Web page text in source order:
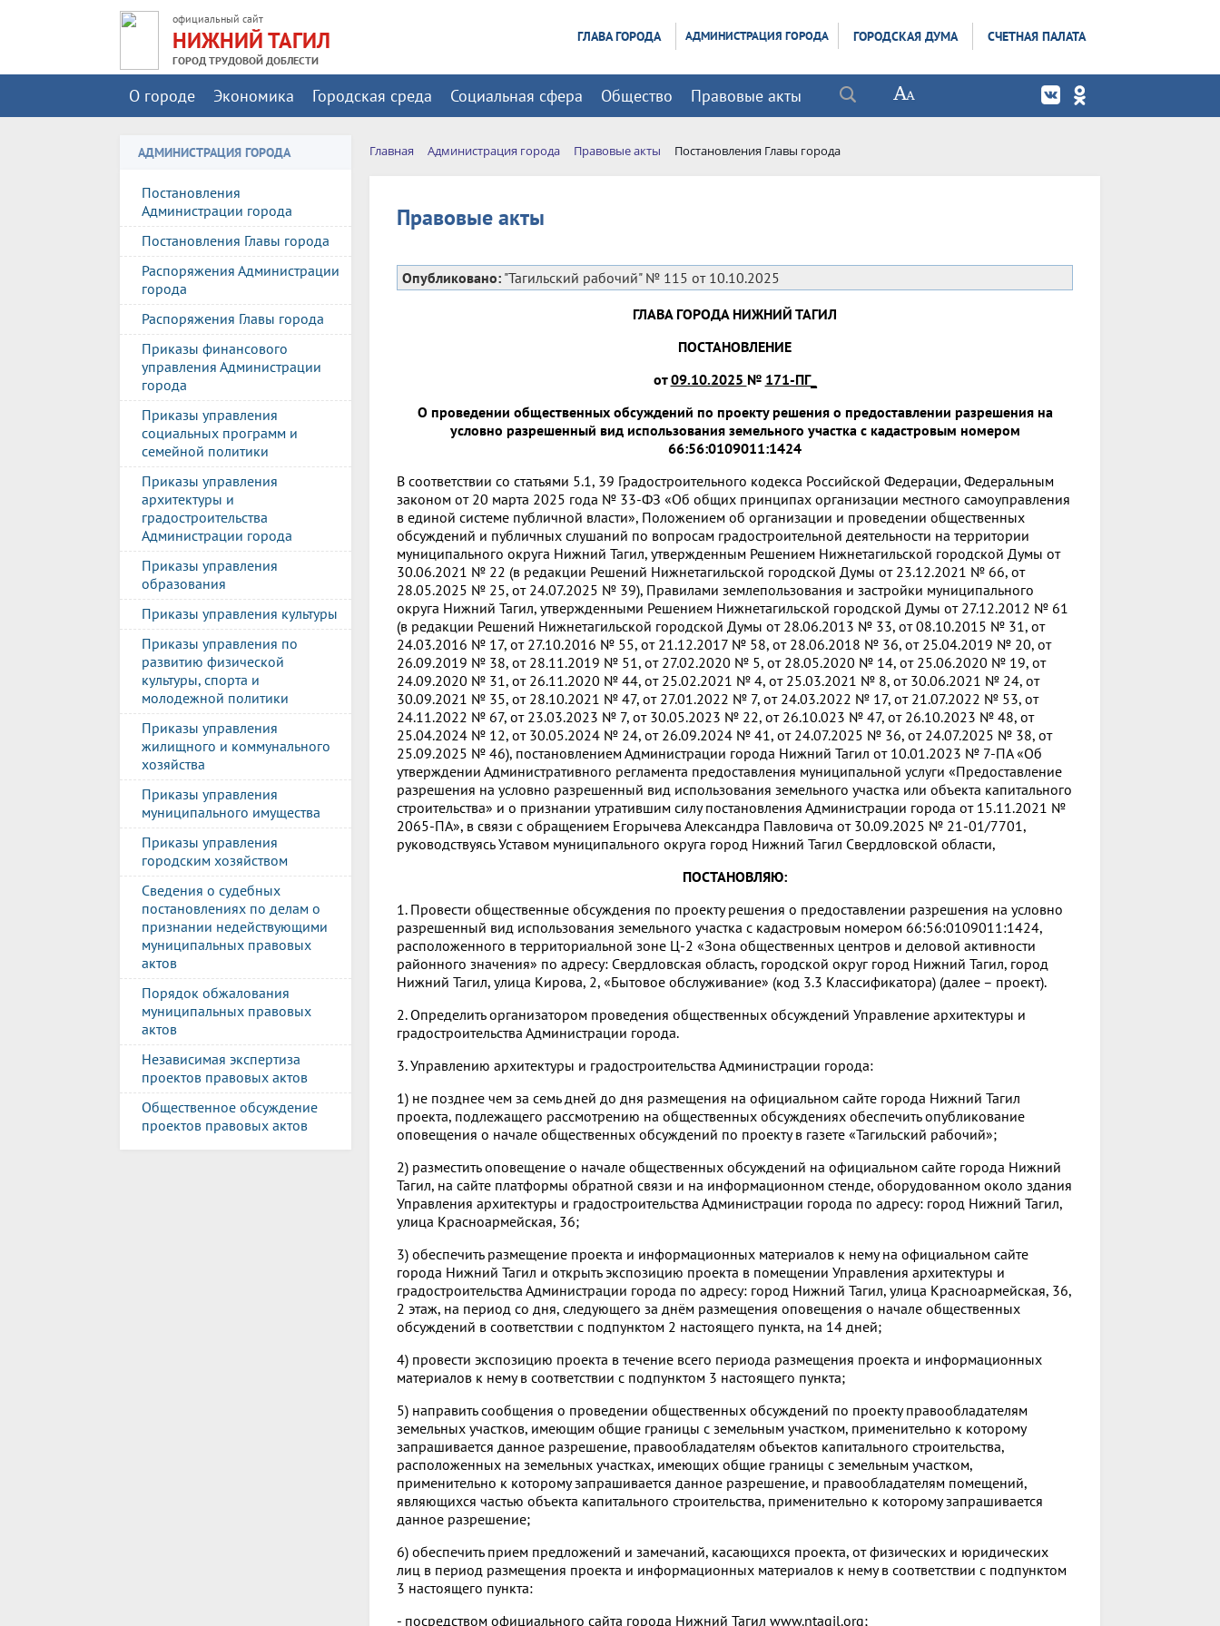
официальный сайт
НИЖНИЙ ТАГИЛ
ГОРОД ТРУДОВОЙ ДОБЛЕСТИ
ГЛАВА ГОРОДА АДМИНИСТРАЦИЯ ГОРОДА ГОРОДСКАЯ ДУМА СЧЕТНАЯ ПАЛАТА
О городе Экономика Городская среда Социальная сфера Общество Правовые акты
АДМИНИСТРАЦИЯ ГОРОДА
Постановления
Администрации города
Постановления Главы города
Распоряжения Администрации
города
Распоряжения Главы города
Приказы финансового
управления Администрации
города
Приказы управления
социальных программ и
семейной политики
Приказы управления
архитектуры и
градостроительства
Администрации города
Приказы управления
образования
Приказы управления культуры
Приказы управления по
развитию физической
культуры, спорта и
молодежной политики
Приказы управления
жилищного и коммунального
хозяйства
Приказы управления
муниципального имущества
Приказы управления
городским хозяйством
Сведения о судебных
постановлениях по делам о
признании недействующими
муниципальных правовых
актов
Порядок обжалования
муниципальных правовых
актов
Независимая экспертиза
проектов правовых актов
Общественное обсуждение
проектов правовых актов
Главная Администрация города Правовые акты Постановления Главы города
Правовые акты
Опубликовано: "Тагильский рабочий" № 115 от 10.10.2025
ГЛАВА ГОРОДА НИЖНИЙ ТАГИЛ
ПОСТАНОВЛЕНИЕ
от09.10.2025 № 171-ПГ_
О проведении общественных обсуждений по проекту решения о предоставлении разрешения на
условно разрешенный вид использования земельного участка с кадастровым номером
66:56:0109011:1424
В соответствии со статьями 5.1, 39 Градостроительного кодекса Российской Федерации, Федеральным
законом от 20 марта 2025 года № 33-ФЗ «Об общих принципах организации местного самоуправления
в единой системе публичной власти», Положением об организации и проведении общественных
обсуждений и публичных слушаний по вопросам градостроительной деятельности на территории
муниципального округа Нижний Тагил, утвержденным Решением Нижнетагильской городской Думы от
30.06.2021 № 22 (в редакции Решений Нижнетагильской городской Думы от 23.12.2021 № 66, от
28.05.2025 № 25, от 24.07.2025 № 39), Правилами землепользования и застройки муниципального
округа Нижний Тагил, утвержденными Решением Нижнетагильской городской Думы от 27.12.2012 № 61
(в редакции Решений Нижнетагильской городской Думы от 28.06.2013 № 33, от 08.10.2015 № 31, от
24.03.2016 № 17, от 27.10.2016 № 55, от 21.12.2017 № 58, от 28.06.2018 № 36, от 25.04.2019 № 20, от
26.09.2019 № 38, от 28.11.2019 № 51, от 27.02.2020 № 5, от 28.05.2020 № 14, от 25.06.2020 № 19, от
24.09.2020 № 31, от 26.11.2020 № 44, от 25.02.2021 № 4, от 25.03.2021 № 8, от 30.06.2021 № 24, от
30.09.2021 № 35, от 28.10.2021 № 47, от 27.01.2022 № 7, от 24.03.2022 № 17, от 21.07.2022 № 53, от
24.11.2022 № 67, от 23.03.2023 № 7, от 30.05.2023 № 22, от 26.10.023 № 47, от 26.10.2023 № 48, от
25.04.2024 № 12, от 30.05.2024 № 24, от 26.09.2024 № 41, от 24.07.2025 № 36, от 24.07.2025 № 38, от
25.09.2025 № 46), постановлением Администрации города Нижний Тагил от 10.01.2023 № 7-ПА «Об
утверждении Административного регламента предоставления муниципальной услуги «Предоставление
разрешения на условно разрешенный вид использования земельного участка или объекта капитального
строительства» и о признании утратившим силу постановления Администрации города от 15.11.2021 №
2065-ПА», в связи с обращением Егорычева Александра Павловича от 30.09.2025 № 21-01/7701,
руководствуясь Уставом муниципального округа город Нижний Тагил Свердловской области,
ПОСТАНОВЛЯЮ:
1. Провести общественные обсуждения по проекту решения о предоставлении разрешения на условно
разрешенный вид использования земельного участка с кадастровым номером 66:56:0109011:1424,
расположенного в территориальной зоне Ц-2 «Зона общественных центров и деловой активности
районного значения» по адресу: Свердловская область, городской округ город Нижний Тагил, город
Нижний Тагил, улица Кирова, 2, «Бытовое обслуживание» (код 3.3 Классификатора) (далее – проект).
2. Определить организатором проведения общественных обсуждений Управление архитектуры и
градостроительства Администрации города.
3. Управлению архитектуры и градостроительства Администрации города:
1) не позднее чем за семь дней до дня размещения на официальном сайте города Нижний Тагил
проекта, подлежащего рассмотрению на общественных обсуждениях обеспечить опубликование
оповещения о начале общественных обсуждений по проекту в газете «Тагильский рабочий»;
2) разместить оповещение о начале общественных обсуждений на официальном сайте города Нижний
Тагил, на сайте платформы обратной связи и на информационном стенде, оборудованном около здания
Управления архитектуры и градостроительства Администрации города по адресу: город Нижний Тагил,
улица Красноармейская, 36;
3) обеспечить размещение проекта и информационных материалов к нему на официальном сайте
города Нижний Тагил и открыть экспозицию проекта в помещении Управления архитектуры и
градостроительства Администрации города по адресу: город Нижний Тагил, улица Красноармейская, 36,
2 этаж, на период со дня, следующего за днём размещения оповещения о начале общественных
обсуждений в соответствии с подпунктом 2 настоящего пункта, на 14 дней;
4) провести экспозицию проекта в течение всего периода размещения проекта и информационных
материалов к нему в соответствии с подпунктом 3 настоящего пункта;
5) направить сообщения о проведении общественных обсуждений по проекту правообладателям
земельных участков, имеющим общие границы с земельным участком, применительно к которому
запрашивается данное разрешение, правообладателям объектов капитального строительства,
расположенных на земельных участках, имеющих общие границы с земельным участком,
применительно к которому запрашивается данное разрешение, и правообладателям помещений,
являющихся частью объекта капитального строительства, применительно к которому запрашивается
данное разрешение;
6) обеспечить прием предложений и замечаний, касающихся проекта, от физических и юридических
лиц в период размещения проекта и информационных материалов к нему в соответствии с подпунктом
3 настоящего пункта:
- посредством официального сайта города Нижний Тагил www.ntagil.org;